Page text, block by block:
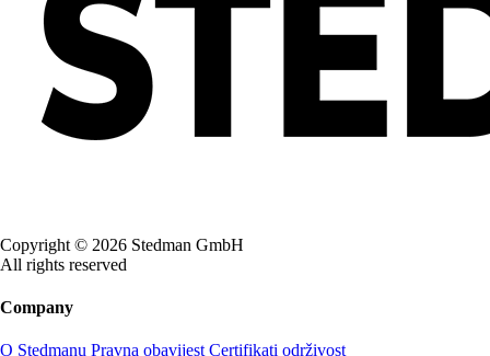
Copyright © 2026 Stedman GmbH
All rights reserved
Company
O Stedmanu Pravna obavijest Certifikati održivost